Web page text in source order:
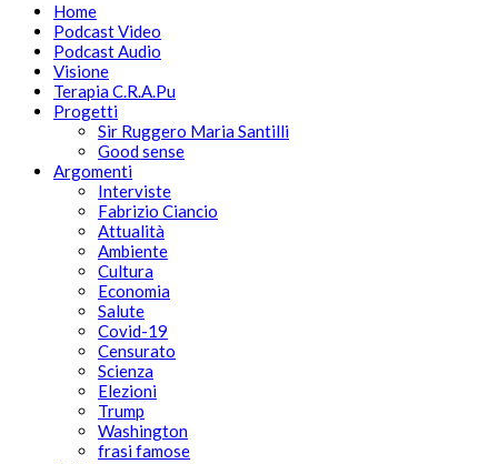
Home
Podcast Video
Podcast Audio
Visione
Terapia C.R.A.Pu
Progetti
Sir Ruggero Maria Santilli
Good sense
Argomenti
Interviste
Fabrizio Ciancio
Attualità
Ambiente
Cultura
Economia
Salute
Covid-19
Censurato
Scienza
Elezioni
Trump
Washington
frasi famose